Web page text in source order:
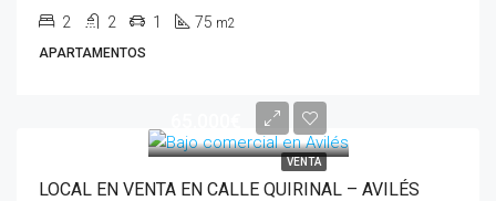
2 2 1 75 m2
APARTAMENTOS
VENTA
LOCAL EN VENTA EN CALLE QUIRINAL – AVILÉS